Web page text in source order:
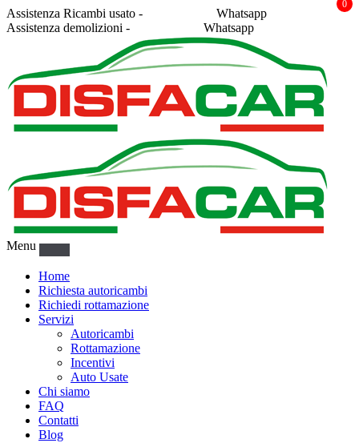
Assistenza Ricambi usato -
Whatsapp
Assistenza demolizioni -
Whatsapp
Menu
Home
Richiesta autoricambi
Richiedi rottamazione
Servizi
Autoricambi
Rottamazione
Incentivi
Auto Usate
Chi siamo
FAQ
Contatti
Blog
0